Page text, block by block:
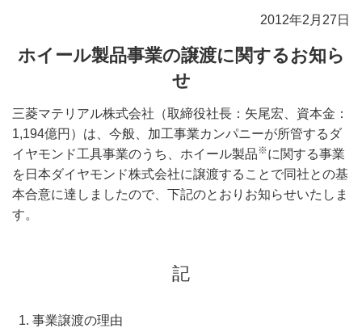
2012年2月27日
ホイール製品事業の譲渡に関するお知ら
せ
三菱マテリアル株式会社（取締役社長：矢尾宏、資本金：
1,194億円）は、今般、加工事業カンパニーが所管するダ
イヤモンド工具事業のうち、ホイール製品※に関する事業
を日本ダイヤモンド株式会社に譲渡することで同社との基
本合意に達しましたので、下記のとおりお知らせいたしま
す。
記
事業譲渡の理由